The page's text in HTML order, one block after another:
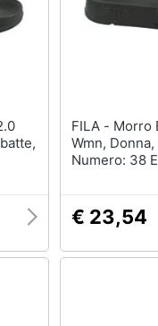
FILA - Morro Bay Slipper 2.0
Wmn,
Numero: 38
€ 23,54